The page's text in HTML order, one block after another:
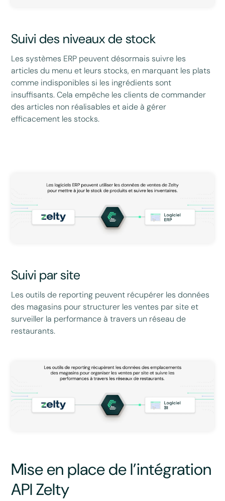
Suivi des niveaux de stock
Les systèmes ERP peuvent désormais suivre les
articles du menu et leurs stocks, en marquant les plats
comme indisponibles si les ingrédients sont
insuffisants. Cela empêche les clients de commander
des articles non réalisables et aide à gérer
efficacement les stocks.
Suivi par site
Les outils de reporting peuvent récupérer les données
des magasins pour structurer les ventes par site et
surveiller la performance à travers un réseau de
restaurants.
Mise en place de l’intégration
API Zelty